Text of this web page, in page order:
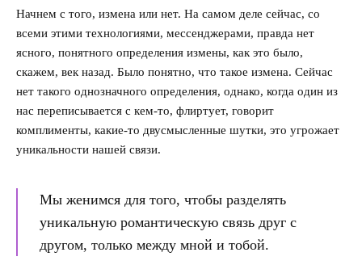
Начнем с того, измена или нет. На самом деле сейчас, со
всеми этими технологиями, мессенджерами, правда нет
ясного, понятного определения измены, как это было,
скажем, век назад. Было понятно, что такое измена. Сейчас
нет такого однозначного определения, однако, когда один из
нас переписывается с кем-то, флиртует, говорит
комплименты, какие-то двусмысленные шутки, это угрожает
уникальности нашей связи.
Мы женимся для того, чтобы разделять
уникальную романтическую связь друг с
другом, только между мной и тобой.
Воспитать детей счастливыми
Братья и сестры
Отец и дети
Саморазвитие
Насилие в семье
Интервью